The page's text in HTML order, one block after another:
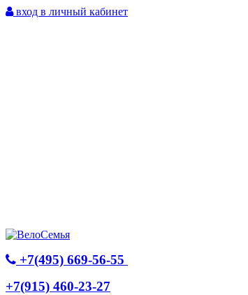
вход в личный кабинет
+7(495) 669-56-55
+7(915) 460-23-27